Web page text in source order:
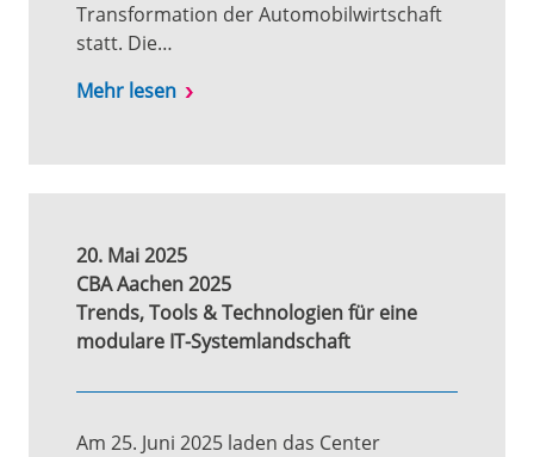
Transformation der Automobilwirtschaft
statt. Die…
Mehr lesen
20. Mai 2025
CBA Aachen 2025
Trends, Tools & Technologien für eine
modulare IT-Systemlandschaft
Am 25. Juni 2025 laden das Center